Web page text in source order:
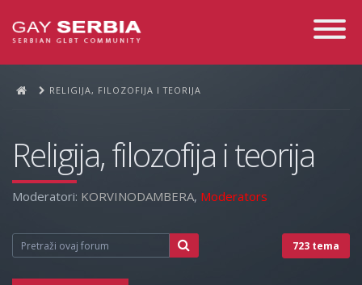
Toggle
RELIGIJA, FILOZOFIJA I TEORIJA
Religija, filozofija i teorija
Moderatori: KORVINODAMBERA, Moderators
723 tema